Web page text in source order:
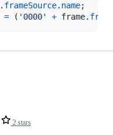
. frameSource. name;
= ( '0000' + frame.
2 stars